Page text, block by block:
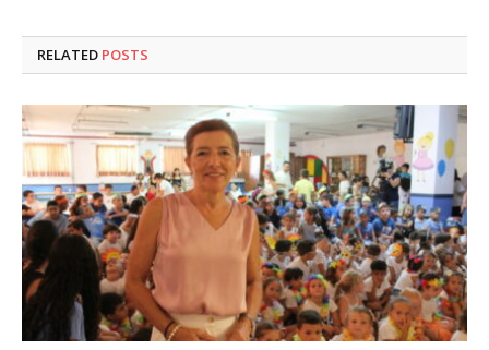
RELATED POSTS